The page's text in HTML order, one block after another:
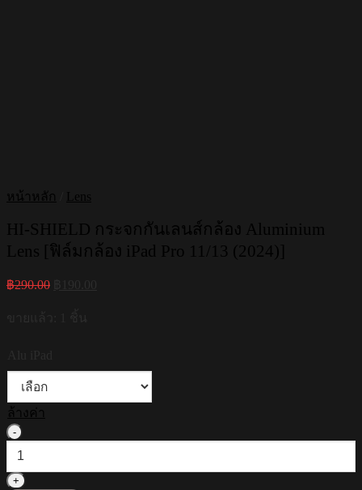
หน้าหลัก Lens
HI-SHIELD กระจกกันเลนส์กล้อง Aluminium
Lens [ฟิล์มกล้อง iPad Pro 11/13 (2024)]
฿290.00
ล้างค่า
SHIELD
กระจก